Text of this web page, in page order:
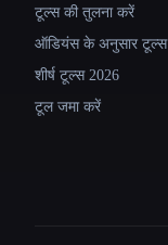
टूल्स की तुलना करें
ऑडियंस के अनुसार टूल्स
शीर्ष टूल्स 2026
टूल जमा करें